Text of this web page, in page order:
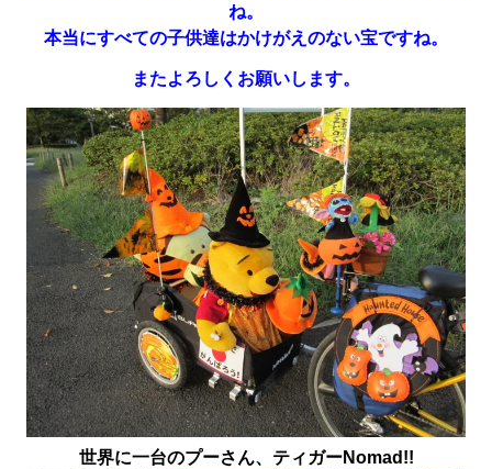
ね。
本当にすべての子供達はかけがえのない宝ですね。
またよろしくお願いします。
世界に一台のプーさん、ティガーNomad!!